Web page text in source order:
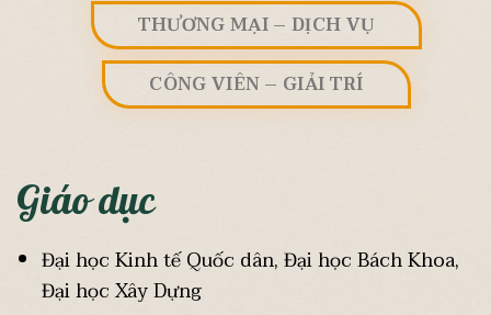
THƯƠNG MẠI – DỊCH VỤ
CÔNG VIÊN – GIẢI TRÍ
Giáo dục
Đại học Kinh tế Quốc dân, Đại học Bách Khoa,
Đại học Xây Dựng